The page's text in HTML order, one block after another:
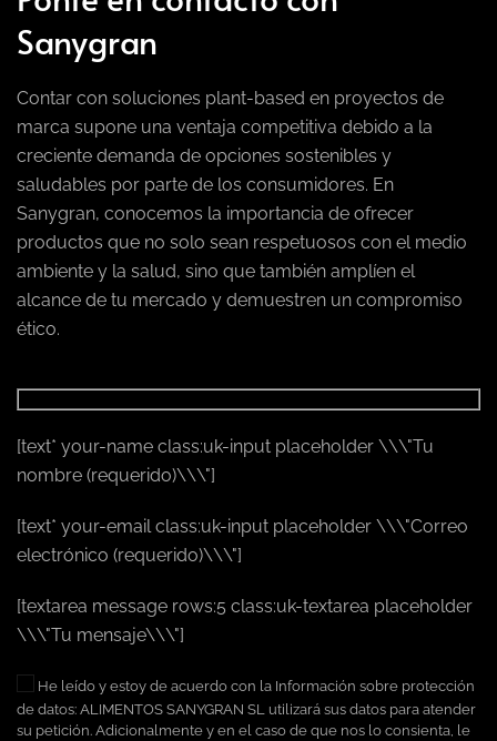
Sanygran
Contar con soluciones plant-based en proyectos de
marca supone una ventaja competitiva debido a la
creciente demanda de opciones sostenibles y
saludables por parte de los consumidores. En
Sanygran, conocemos la importancia de ofrecer
productos que no solo sean respetuosos con el medio
ambiente y la salud, sino que también amplíen el
alcance de tu mercado y demuestren un compromiso
ético.
[text* your-name class:uk-input placeholder \\\"Tu
nombre (requerido)\\\"]
[text* your-email class:uk-input placeholder \\\"Correo
electrónico (requerido)\\\"]
[textarea message rows:5 class:uk-textarea placeholder
\\\"Tu mensaje\\\"]
He leído y estoy de acuerdo con la Información sobre protección
de datos: ALIMENTOS SANYGRAN SL utilizará sus datos para atender
su petición. Adicionalmente y en el caso de que nos lo consienta, le